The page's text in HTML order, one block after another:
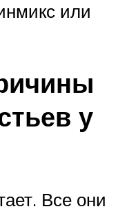
или
у
Все они